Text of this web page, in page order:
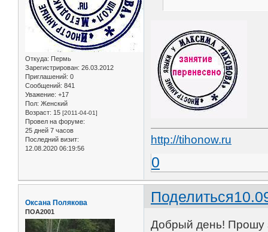
Откуда: Пермь
Зарегистрирован: 26.03.2012
Приглашений: 0
Сообщений: 841
Уважение: +17
Пол: Женский
Возраст: 15 [2011-04-01]
Провел на форуме:
25 дней 7 часов
Последний визит:
12.08.2020 06:19:56
http://tihonow.ru
0
Поделиться
Оксана Полякова
ПОА2001
Добрый день! Прошу